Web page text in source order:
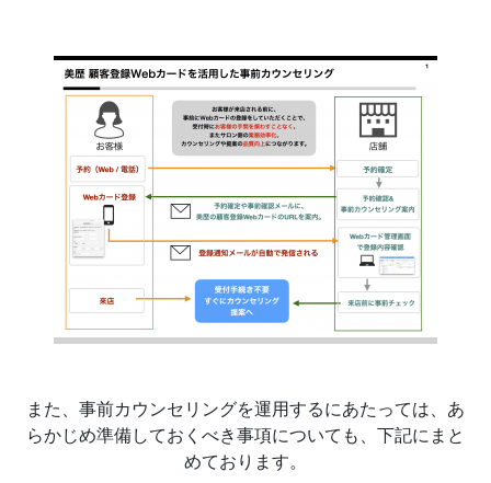
また、事前カウンセリングを運用するにあたっては、あ
らかじめ準備しておくべき事項についても、下記にまと
めております。